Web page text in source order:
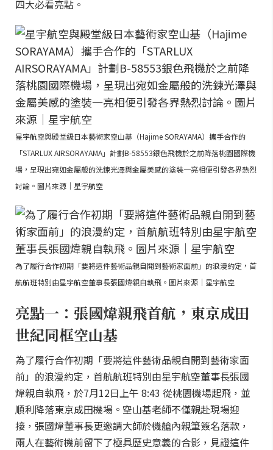
四大必看亮點。
星宇航空與殿堂級日本藝術家空山基（Hajime SORAYAMA）攜手合作的
「STARLUX AIRSORAYAMA」計劃B-58553銀色飛機於之前降落桃園國際機
場，呈現出宛如金屬般的洗鍊光澤與金屬美感的塗裝一亮相便引發各界熱烈
討論。圖片來源｜星宇航空
為了履行合作初期「要將這件藝術品親自開到藝術家面前」的浪漫約定，首
航航班特別由星宇航空董事長張國煒親自執飛。圖片來源｜星宇航空
亮點一：張國煒親飛首航，東京成田
世紀同框空山基
為了履行合作初期「要將這件藝術品親自開到藝術家面
前」的浪漫約定，首航航班特別由星宇航空董事長張國
煒親自執飛，於7月12日上午 8:43 從桃園機場起飛，並
順利降落東京成田機場。空山基老師不僅親赴現場迎
接，張國煒董事長更邀請大師於機艙內親筆簽名落款，
兩人在藝術機前留下了極具歷史意義的合影，見證這件